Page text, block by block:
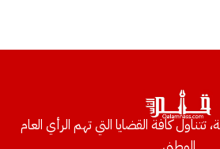
كافة القضايا التي تهم الرأي العام